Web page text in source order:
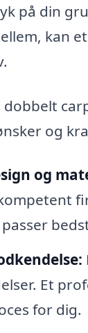
på din
kan
dobbelt
og
og
Et
for dig.